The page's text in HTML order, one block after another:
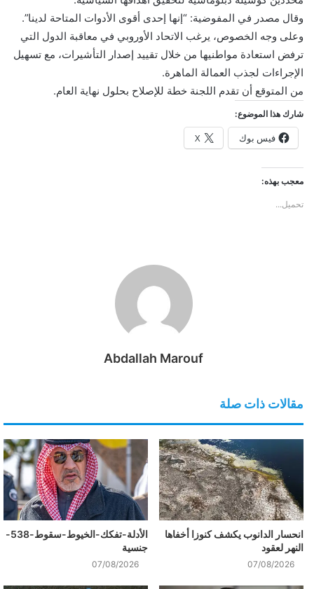
وقال مصدر في المفوضية: “إنها إحدى أقوى الأدوات المتاحة لدينا”.
وعلى وجه الخصوص، يرغب الاتحاد الأوروبي في معاقبة الدول التي
ترفض استعادة مواطنيها من خلال تقييد إصدار التأشيرات، مع تسهيل
الإجراءات لجذب العمالة الماهرة.
من المتوقع أن تقدم اللجنة خطة للإصلاح بحلول نهاية العام.
شارك هذا الموضوع:
فيس بوك X
معجب بهذه:
تحميل...
Abdallah Marouf
مقالات ذات صلة
انحسار الدانوب يكشف كنوزا أخفاها
النهر لعقود
07/08/2026
الأدلة-تفكك-الخيوط-سقوط-538-
جنسية
07/08/2026